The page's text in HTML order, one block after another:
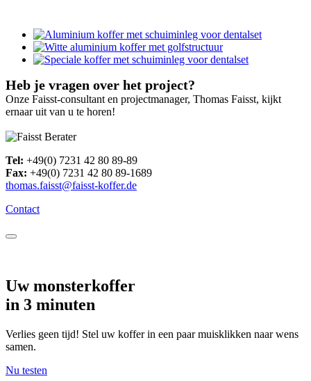
Heb je vragen over het project?
Onze Faisst-consultant en projectmanager, Thomas Faisst, kijkt
ernaar uit van u te horen!
Tel: +49(0) 7231 42 80 89-89
Fax: +49(0) 7231 42 80 89-1689
thomas.faisst@faisst-koffer.de
Contact
Uw monsterkoffer
in 3 minuten
Verlies geen tijd! Stel uw koffer in een paar muisklikken naar wens
samen.
Nu testen